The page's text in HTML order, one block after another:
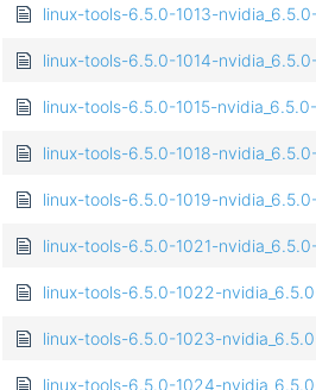
linux-tools-6.5.0-1013-
linux-tools-6.5.0-1014-
linux-tools-6.5.0-1015-
linux-tools-6.5.0-1018-
linux-tools-6.5.0-1019-
linux-tools-6.5.0-1021-
linux-tools-6.5.0-1022-
linux-tools-6.5.0-1023-
linux-tools-6.5.0-1024-